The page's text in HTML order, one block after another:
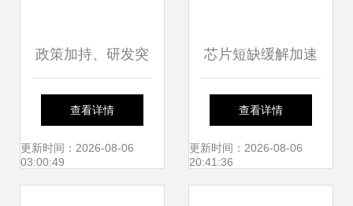
政策加持、研发突
破、订单激增…北
京经开区高精尖产
查看详情
更新时间：2026-08-06
03:00:49
芯片短缺缓解加速
汽车零部件出货与
实验仪器行业波动
查看详情
更新时间：2026-08-06
20:41:36